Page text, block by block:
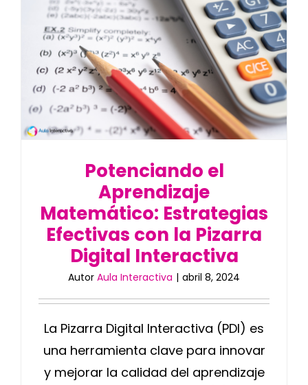
Potenciando el
Aprendizaje
Matemático: Estrategias
Efectivas con la Pizarra
Digital Interactiva
Autor Aula Interactiva | abril 8, 2024
La Pizarra Digital Interactiva (PDI) es
una herramienta clave para innovar
y mejorar la calidad del aprendizaje